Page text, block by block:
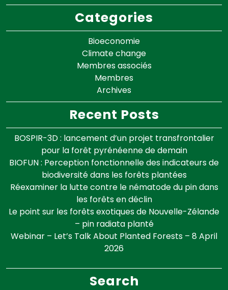
Categories
Bioeconomie
Climate change
Membres associés
Membres
Archives
Recent Posts
BOSPIR-3D : lancement d’un projet transfrontalier
pour la forêt pyrénéenne de demain
BIOFUN : Perception fonctionnelle des indicateurs de
biodiversité dans les forêts plantées
Réexaminer la lutte contre le nématode du pin dans
les forêts en déclin
Le point sur les forêts exotiques de Nouvelle-Zélande
– pin radiata planté
Webinar – Let’s Talk About Planted Forests – 8 April
2026
Search